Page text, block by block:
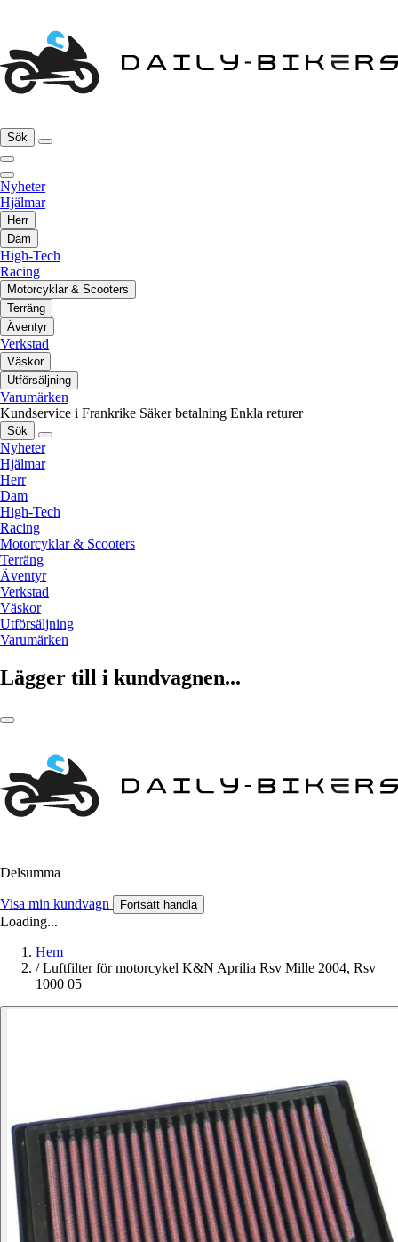
Sök
Nyheter
Hjälmar
Herr
Dam
High-Tech
Racing
Motorcyklar & Scooters
Terräng
Äventyr
Verkstad
Väskor
Utförsäljning
Varumärken
Kundservice i Frankrike Säker betalning Enkla returer
Sök
Nyheter
Hjälmar
Herr
Dam
High-Tech
Racing
Motorcyklar & Scooters
Terräng
Äventyr
Verkstad
Väskor
Utförsäljning
Varumärken
Lägger till i kundvagnen...
Delsumma
Visa min kundvagn Fortsätt handla
Loading...
Hem
/ Luftfilter för motorcykel K&N Aprilia Rsv Mille 2004, Rsv
1000 05